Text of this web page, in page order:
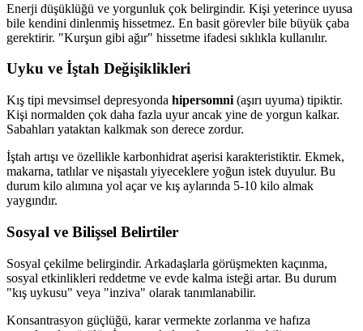
Enerji düşüklüğü ve yorgunluk çok belirgindir. Kişi yeterince uyusa
bile kendini dinlenmiş hissetmez. En basit görevler bile büyük çaba
gerektirir. "Kurşun gibi ağır" hissetme ifadesi sıklıkla kullanılır.
Uyku ve İştah Değişiklikleri
Kış tipi mevsimsel depresyonda hipersomni (aşırı uyuma) tipiktir.
Kişi normalden çok daha fazla uyur ancak yine de yorgun kalkar.
Sabahları yataktan kalkmak son derece zordur.
İştah artışı ve özellikle karbonhidrat aşerisi karakteristiktir. Ekmek,
makarna, tatlılar ve nişastalı yiyeceklere yoğun istek duyulur. Bu
durum kilo alımına yol açar ve kış aylarında 5-10 kilo almak
yaygındır.
Sosyal ve Bilişsel Belirtiler
Sosyal çekilme belirgindir. Arkadaşlarla görüşmekten kaçınma,
sosyal etkinlikleri reddetme ve evde kalma isteği artar. Bu durum
"kış uykusu" veya "inziva" olarak tanımlanabilir.
Konsantrasyon güçlüğü, karar vermekte zorlanma ve hafıza